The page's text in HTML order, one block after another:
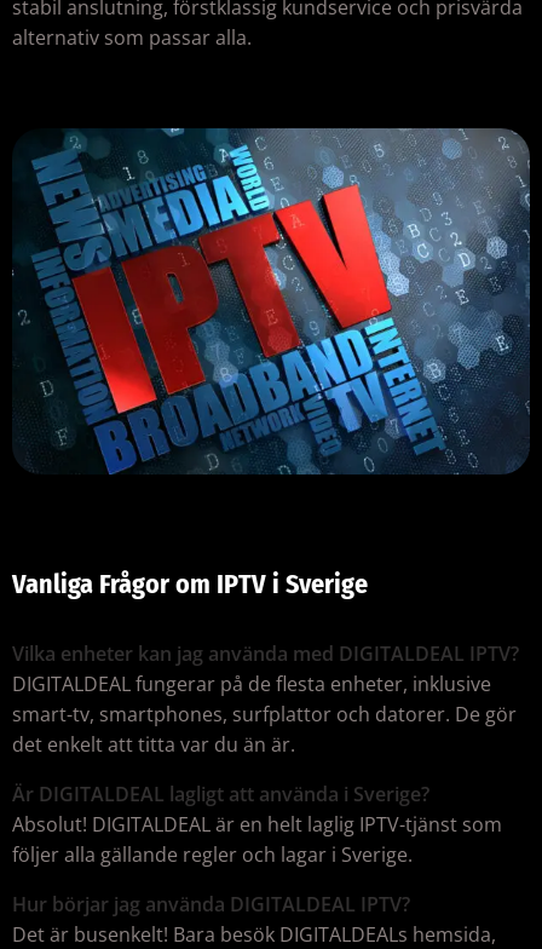
stabil anslutning, förstklassig kundservice och prisvärda
alternativ som passar alla.
Vanliga Frågor om IPTV i Sverige
Vilka enheter kan jag använda med DIGITALDEAL IPTV?
DIGITALDEAL fungerar på de flesta enheter, inklusive
smart-tv, smartphones, surfplattor och datorer. De gör
det enkelt att titta var du än är.
Är DIGITALDEAL lagligt att använda i Sverige?
Absolut! DIGITALDEAL är en helt laglig IPTV-tjänst som
följer alla gällande regler och lagar i Sverige.
Hur börjar jag använda DIGITALDEAL IPTV?
Det är busenkelt! Bara besök DIGITALDEALs hemsida,